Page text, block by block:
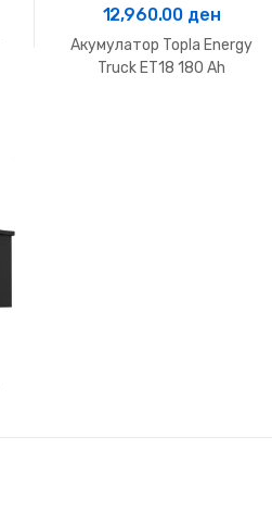
12,960.00 ден
Акумулатор Topla Energy
Truck ET18 180 Ah